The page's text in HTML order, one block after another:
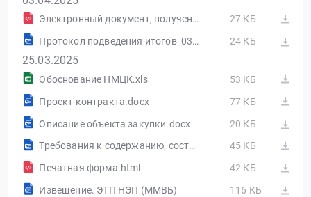
Электронный документ, полученный из внешней системы
27 КБ
Протокол подведения итогов_03.04.2025_07.04.52_0843500000225001660_2_1.docx
24 КБ
25.03.2025
Обоснование НМЦК.xls
53 КБ
Проект контракта.docx
77 КБ
Описание объекта закупки.docx
20 КБ
Требования к содержанию, составу заявки на участие в ЭА и инструкция по ее заполнению с 01.01.2025.docx
45 КБ
Печатная форма.html
42 КБ
Извещение. ЭТП НЭП (ММВБ)
116 КБ